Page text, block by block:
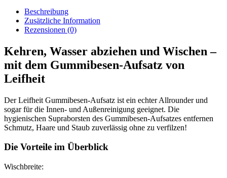
Beschreibung
Zusätzliche Information
Rezensionen (0)
Kehren, Wasser abziehen und Wischen –
mit dem Gummibesen-Aufsatz von
Leifheit
Der Leifheit Gummibesen-Aufsatz ist ein echter Allrounder und
sogar für die Innen- und Außenreinigung geeignet. Die
hygienischen Supraborsten des Gummibesen-Aufsatzes entfernen
Schmutz, Haare und Staub zuverlässig ohne zu verfilzen!
Die Vorteile im Überblick
Wischbreite: